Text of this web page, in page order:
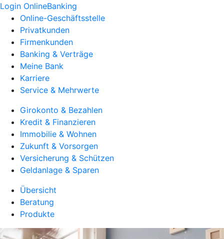
Login OnlineBanking
Online-Geschäftsstelle
Privatkunden
Firmenkunden
Banking & Verträge
Meine Bank
Karriere
Service & Mehrwerte
Girokonto & Bezahlen
Kredit & Finanzieren
Immobilie & Wohnen
Zukunft & Vorsorgen
Versicherung & Schützen
Geldanlage & Sparen
Übersicht
Beratung
Produkte